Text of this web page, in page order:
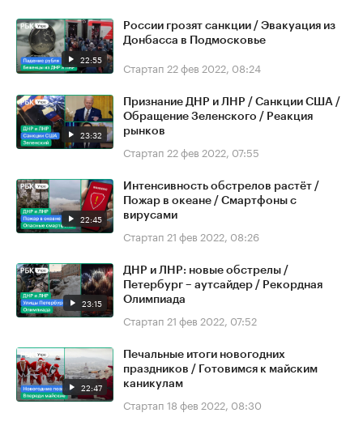
22:55
России грозят санкции / Эвакуация из
Донбасса в Подмосковье
Стартап 22 фев 2022, 08:24
23:32
Признание ДНР и ЛНР / Санкции США /
Обращение Зеленского / Реакция
рынков
Стартап 22 фев 2022, 07:55
22:45
Интенсивность обстрелов растёт /
Пожар в океане / Смартфоны с
вирусами
Стартап 21 фев 2022, 08:26
23:15
ДНР и ЛНР: новые обстрелы /
Петербург – аутсайдер / Рекордная
Олимпиада
Стартап 21 фев 2022, 07:52
22:47
Печальные итоги новогодних
праздников / Готовимся к майским
каникулам
Стартап 18 фев 2022, 08:30